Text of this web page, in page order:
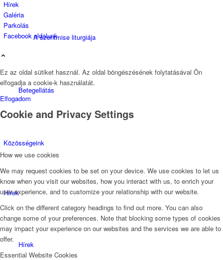
A szentmise liturgiája
Betegellátás
Közösségeink
Hírek
Hírek
Hírek
Galéria
Parkolás
Facebook oldalunk
Ez az oldal sütiket használ. Az oldal böngészésének folytatásával Ön
elfogadja a cookie-k használatát.
Elfogadom
Cookie and Privacy Settings
How we use cookies
We may request cookies to be set on your device. We use cookies to let us
know when you visit our websites, how you interact with us, to enrich your
user experience, and to customize your relationship with our website.
Click on the different category headings to find out more. You can also
change some of your preferences. Note that blocking some types of cookies
may impact your experience on our websites and the services we are able to
offer.
Essential Website Cookies